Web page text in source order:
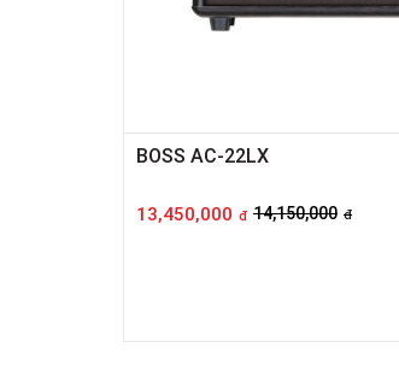
BOSS AC-22LX
13,450,000 đ 14,150,000 đ